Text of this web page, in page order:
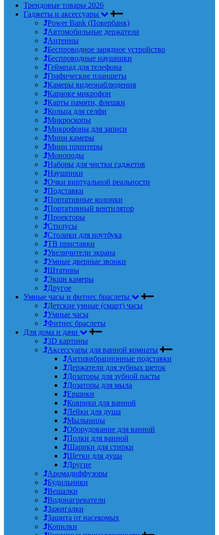
Трендовые товары 2026
Гаджеты и аксессуары
Power Bank (Повербанк)
Автомобильные держатели
Антенны
Беспроводное зарядное устройство
Беспроводные наушники
Геймпад для телефона
Графические планшеты
Камеры видеонаблюдения
Караоке микрофон
Карты памяти, флешки
Кольца для селфи
Микроскопы
Микрофоны для записи
Мини камеры
Мини принтеры
Моноподы
Наборы для чистки гаджетов
Наушники
Очки виртуальной реальности
Подставки
Портативные колонки
Портативный вентилятор
Проекторы
Стилусы
Столики для ноутбука
ТВ приставки
Увеличители экрана
Умные дверные звонки
Штативы
Экшн камеры
Другое
Умные часы и фитнес браслеты
Детские умные (смарт) часы
Умные часы
Фитнес браслеты
Для дома и дачи
3D картины
Аксессуары для ванной комнаты
Антивибрационные подставки
Держатели для зубных щеток
Дозаторы для зубной пасты
Дозаторы для мыла
Ершики
Коврики для ванной
Лейки для душа
Мыльницы
Оборудование для ванной
Полки для ванной
Шарики для стирки
Щетки для душа
Другие
Аромадиффузоры
Будильники
Вешалки
Водонагреватели
Зажигалки
Защита от насекомых
Копилки